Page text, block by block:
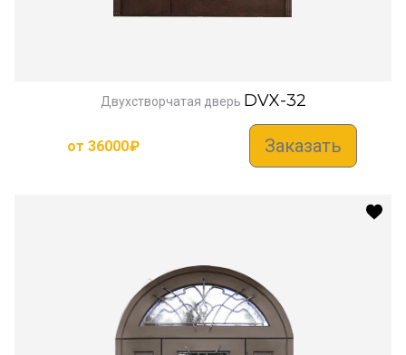
Двухстворчатая дверь DVX-32
от 36000₽ Заказать